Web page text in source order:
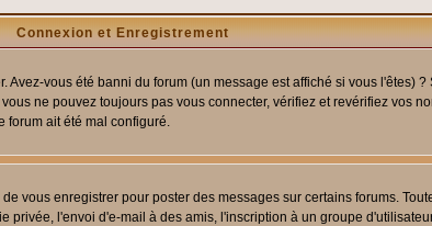
Connexion et Enregistrement
vous été banni du forum (un message est affiché si vous l'êtes)
ne pouvez toujours pas vous connecter, vérifiez et revérifiez vos
forum ait été mal configuré.
vous enregistrer pour poster des messages sur certains forums.
l'envoi d'e-mail à des amis, l'inscription à un groupe